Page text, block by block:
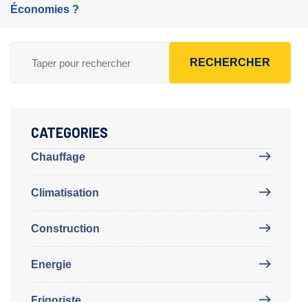
Économies ?
RECHERCHER
CATEGORIES
Chauffage
Climatisation
Construction
Energie